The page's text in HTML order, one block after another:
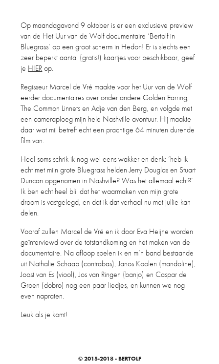
Op maandagavond 9 oktober is er een exclusieve preview
van de Het Uur van de Wolf documentaire ‘Bertolf in
Bluegrass’ op een groot scherm in Hedon! Er is slechts een
zeer beperkt aantal (gratis!) kaartjes voor beschikbaar, geef
je HIERop.
Regisseur Marcel de Vré maakte voor het Uur van de Wolf
eerder documentaires over onder andere Golden Earring,
The Common Linnets en Adje van den Berg, en volgde met
een cameraploeg mijn hele Nashville avontuur. Hij maakte
daar wat mij betreft echt een prachtige 64 minuten durende
film van.
Heel soms schrik ik nog wel eens wakker en denk: ‘heb ik
echt met mijn grote Bluegrass helden Jerry Douglas en Stuart
Duncan opgenomen in Nashville? Was het allemaal echt?’
Ik ben echt heel blij dat het waarmaken van mijn grote
droom is vastgelegd, en dat ik dat verhaal nu met jullie kan
delen.
Vooraf zullen Marcel de Vré en ik door Eva Heijne worden
geïnterviewd over de totstandkoming en het maken van de
documentaire. Na afloop spelen ik en m’n band bestaande
uit Nathalie Schaap (contrabas), Janos Koolen (mandoline),
Joost van Es (viool), Jos van Ringen (banjo) en Caspar de
Groen (dobro) nog een paar liedjes, en kunnen we nog
even napraten.
Leuk als je komt!
© 2015-2018 - BERTOLF